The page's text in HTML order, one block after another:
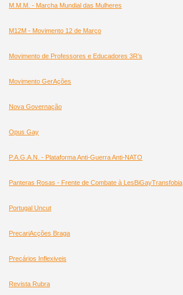
M.M.M. - Marcha Mundial das Mulheres
M12M - Movimento 12 de Março
Movimento de Professores e Educadores 3R’s
Movimento GerAções
Nova Governação
Opus Gay
P.A.G.A.N. - Plataforma Anti-Guerra Anti-NATO
Panteras Rosas - Frente de Combate à LesBiGayTransfobia
Portugal Uncut
PrecariAcções Braga
Precários Inflexiveis
Revista Rubra